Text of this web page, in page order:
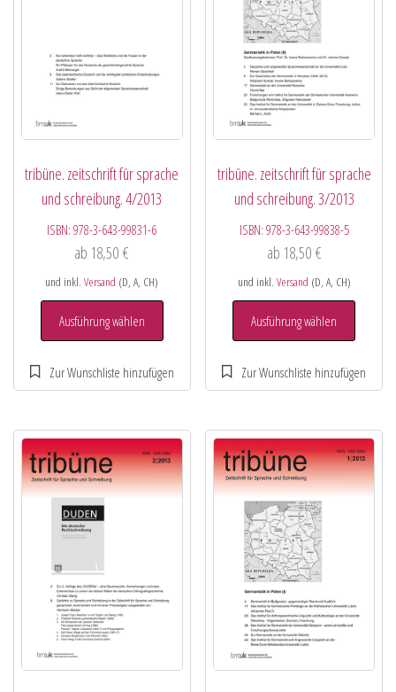
tribüne. zeitschrift für sprache
und schreibung. 4/2013
ISBN:978-3-643-99831-6
ab 18,50€
und inkl.Versand (D, A, CH)
Ausführung wählen
tribüne. zeitschrift für sprache
und schreibung. 3/2013
ISBN: 978-3-643-99838-5
ab 18,50 €
und inkl. Versand (D, A, CH)
Ausführung wählen